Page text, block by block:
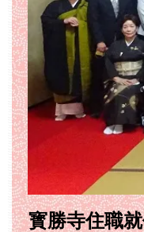
寳勝寺住職